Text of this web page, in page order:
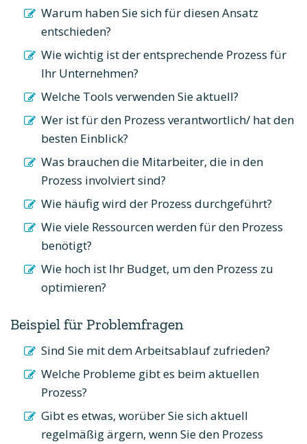
Warum haben Sie sich für diesen Ansatz
entschieden?
Wie wichtig ist der entsprechende Prozess für
Ihr Unternehmen?
Welche Tools verwenden Sie aktuell?
Wer ist für den Prozess verantwortlich/ hat den
besten Einblick?
Was brauchen die Mitarbeiter, die in den
Prozess involviert sind?
Wie häufig wird der Prozess durchgeführt?
Wie viele Ressourcen werden für den Prozess
benötigt?
Wie hoch ist Ihr Budget, um den Prozess zu
optimieren?
Beispiel für Problemfragen
Sind Sie mit dem Arbeitsablauf zufrieden?
Welche Probleme gibt es beim aktuellen
Prozess?
Gibt es etwas, worüber Sie sich aktuell
regelmäßig ärgern, wenn Sie den Prozess